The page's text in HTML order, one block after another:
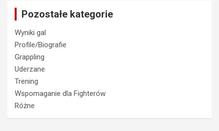
Pozostałe kategorie
Wyniki gal
Profile/Biografie
Grappling
Uderzane
Trening
Wspomaganie dla Fighterów
Różne